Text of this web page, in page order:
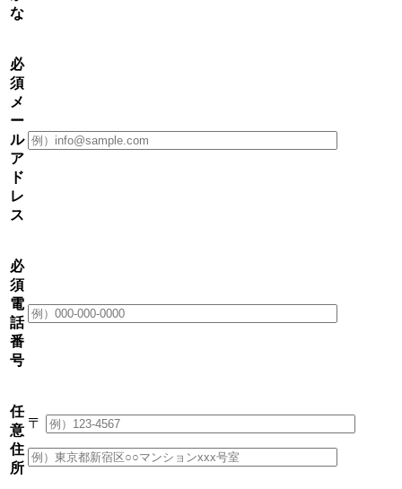
な
必
須
メ
ー
ル
ア
ド
レ
ス
必
須
電
話
番
号
任
意
住
所
〒